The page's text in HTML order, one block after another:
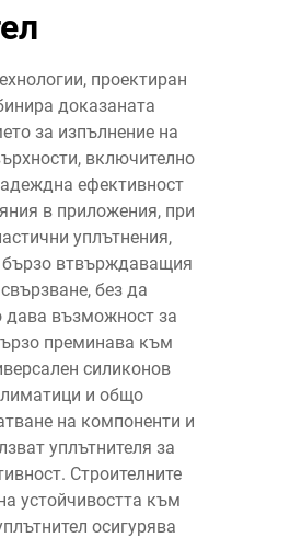
проектиран
доказаната
за изпълнение на
включително
ефективност
в приложения, при
уплътнения,
бързо втвърждаващия
без да
дава възможност за
преминава към
силиконов
и общо
на компоненти и
уплътнителя за
Строителните
устойчивостта към
осигурява